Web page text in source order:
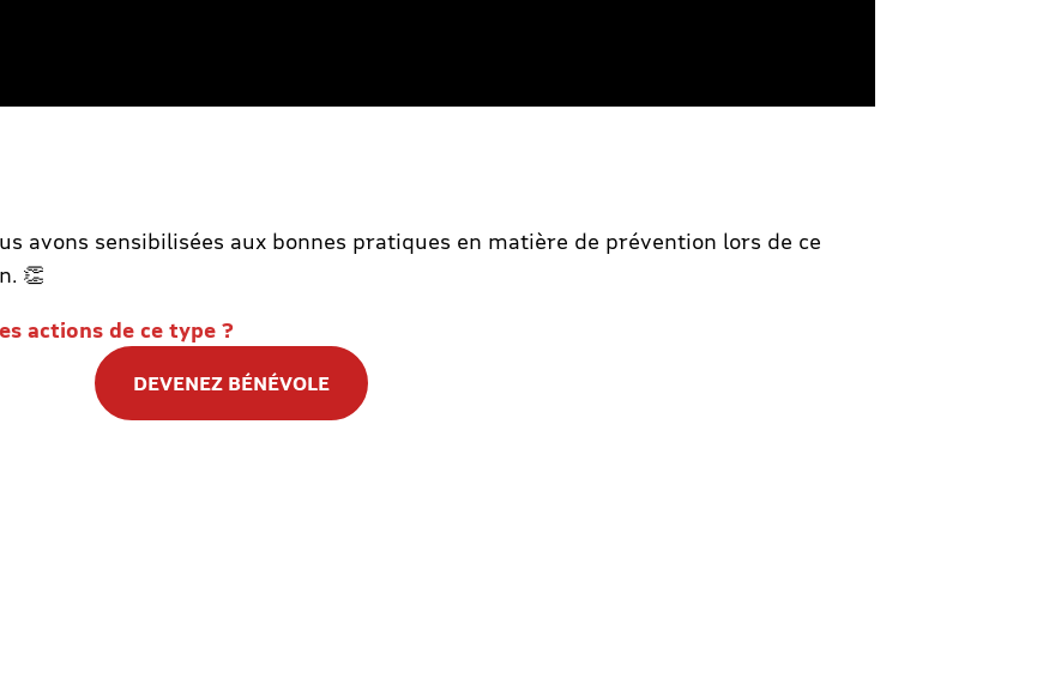
avons sensibilisées aux bonnes pratiques en matière de prévention lors de ce
👏
actions de ce type ?
DEVENEZ BÉNÉVOLE